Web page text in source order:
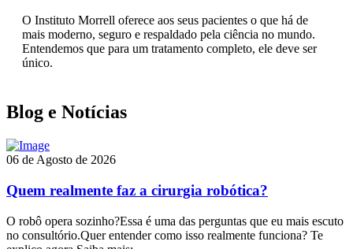
O Instituto Morrell oferece aos seus pacientes o que há de
mais moderno, seguro e respaldado pela ciência no mundo.
Entendemos que para um tratamento completo, ele deve ser
único.
Blog e Notícias
06 de Agosto de 2026
Quem realmente faz a cirurgia robótica?
O robô opera sozinho?Essa é uma das perguntas que eu mais escuto
no consultório.Quer entender como isso realmente funciona? Te